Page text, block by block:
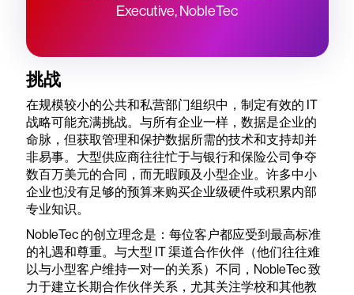
Executive, NobleTec
挑战
在规模较小的公共和私营部门组织中，制定有效的 IT
战略可能充满挑战。与所有企业一样，数据是企业的
命脉，但获取管理和保护数据所需的技术和支持却并
非易事。大型供应商往往忙于与银行和保险公司争夺
数百万美元的合同，而无暇顾及小型企业。许多中小
企业也没有足够的预算来购买企业级硬件或积累内部
专业知识。
NobleTec 的创立理念是：每位客户都应受到最高标准
的礼遇和尊重。与大型 IT 渠道合作伙伴（他们往往难
以与小型客户维持一对一的关系）不同，NobleTec 致
力于建立长期合作伙伴关系，尤其关注学校和其他教